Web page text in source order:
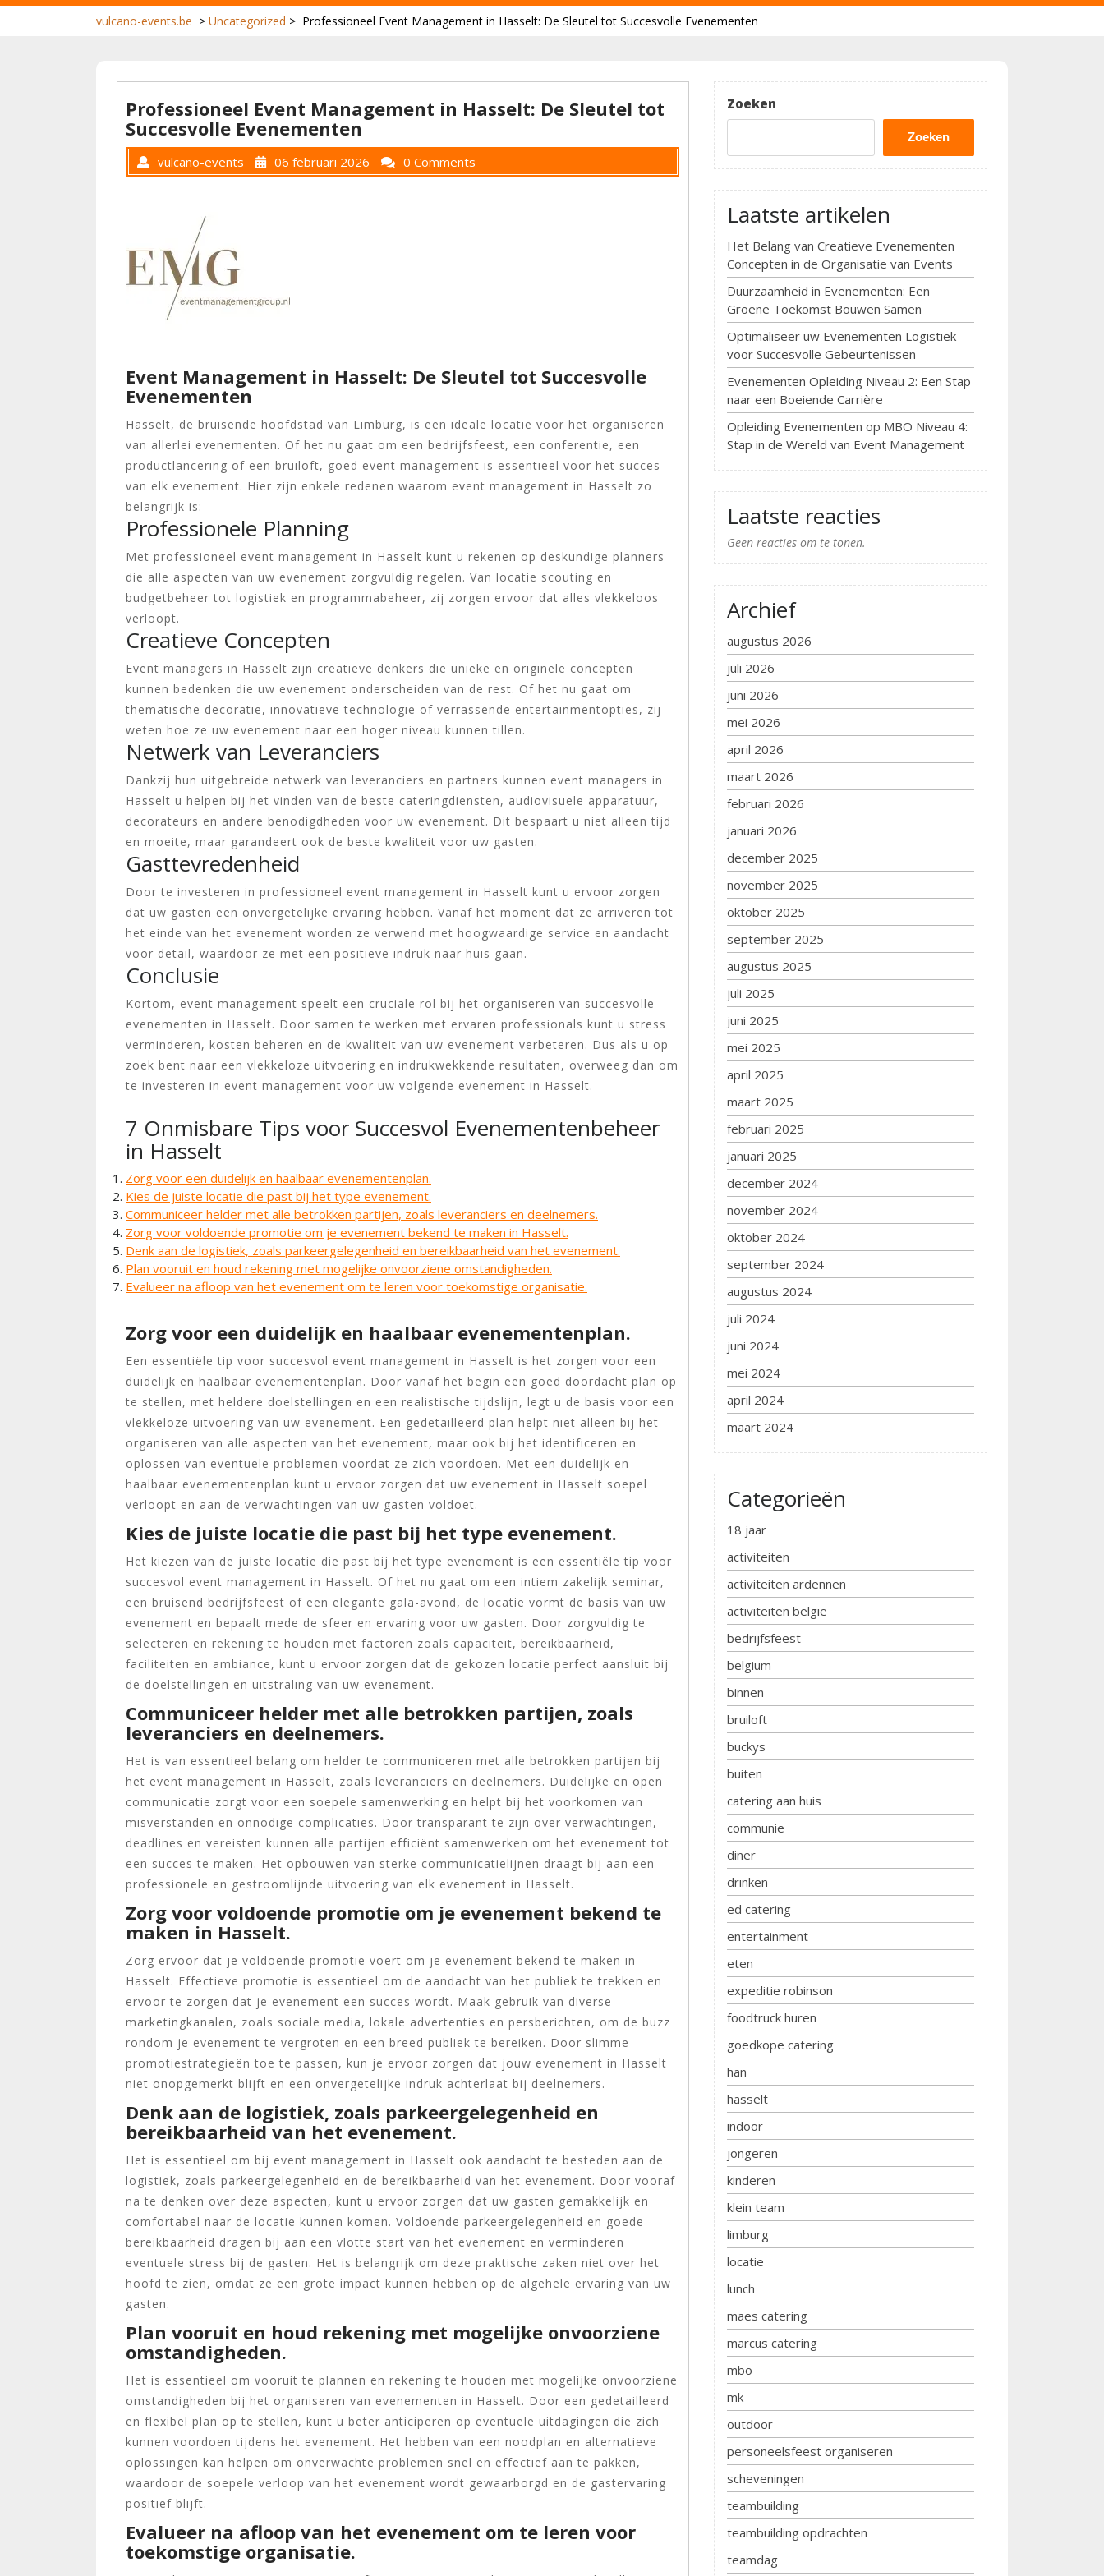
vulcano-events.be > Uncategorized > Professioneel Event Management in Hasselt: De Sleutel tot Succesvolle Evenementen
Professioneel Event Management in Hasselt: De Sleutel tot
Succesvolle Evenementen
vulcano-events 06 februari 2026 0 Comments
Event Management in Hasselt: De Sleutel tot Succesvolle
Evenementen
Hasselt, de bruisende hoofdstad van Limburg, is een ideale locatie voor het organiseren
van allerlei evenementen. Of het nu gaat om een bedrijfsfeest, een conferentie, een
productlancering of een bruiloft, goed event management is essentieel voor het succes
van elk evenement. Hier zijn enkele redenen waarom event management in Hasselt zo
belangrijk is:
Professionele Planning
Met professioneel event management in Hasselt kunt u rekenen op deskundige planners
die alle aspecten van uw evenement zorgvuldig regelen. Van locatie scouting en
budgetbeheer tot logistiek en programmabeheer, zij zorgen ervoor dat alles vlekkeloos
verloopt.
Creatieve Concepten
Event managers in Hasselt zijn creatieve denkers die unieke en originele concepten
kunnen bedenken die uw evenement onderscheiden van de rest. Of het nu gaat om
thematische decoratie, innovatieve technologie of verrassende entertainmentopties, zij
weten hoe ze uw evenement naar een hoger niveau kunnen tillen.
Netwerk van Leveranciers
Dankzij hun uitgebreide netwerk van leveranciers en partners kunnen event managers in
Hasselt u helpen bij het vinden van de beste cateringdiensten, audiovisuele apparatuur,
decorateurs en andere benodigdheden voor uw evenement. Dit bespaart u niet alleen tijd
en moeite, maar garandeert ook de beste kwaliteit voor uw gasten.
Gasttevredenheid
Door te investeren in professioneel event management in Hasselt kunt u ervoor zorgen
dat uw gasten een onvergetelijke ervaring hebben. Vanaf het moment dat ze arriveren tot
het einde van het evenement worden ze verwend met hoogwaardige service en aandacht
voor detail, waardoor ze met een positieve indruk naar huis gaan.
Conclusie
Kortom, event management speelt een cruciale rol bij het organiseren van succesvolle
evenementen in Hasselt. Door samen te werken met ervaren professionals kunt u stress
verminderen, kosten beheren en de kwaliteit van uw evenement verbeteren. Dus als u op
zoek bent naar een vlekkeloze uitvoering en indrukwekkende resultaten, overweeg dan om
te investeren in event management voor uw volgende evenement in Hasselt.
7 Onmisbare Tips voor Succesvol Evenementenbeheer
in Hasselt
Zorg voor een duidelijk en haalbaar evenementenplan.
Kies de juiste locatie die past bij het type evenement.
Communiceer helder met alle betrokken partijen, zoals leveranciers en deelnemers.
Zorg voor voldoende promotie om je evenement bekend te maken in Hasselt.
Denk aan de logistiek, zoals parkeergelegenheid en bereikbaarheid van het evenement.
Plan vooruit en houd rekening met mogelijke onvoorziene omstandigheden.
Evalueer na afloop van het evenement om te leren voor toekomstige organisatie.
Zorg voor een duidelijk en haalbaar evenementenplan.
Een essentiële tip voor succesvol event management in Hasselt is het zorgen voor een
duidelijk en haalbaar evenementenplan. Door vanaf het begin een goed doordacht plan op
te stellen, met heldere doelstellingen en een realistische tijdslijn, legt u de basis voor een
vlekkeloze uitvoering van uw evenement. Een gedetailleerd plan helpt niet alleen bij het
organiseren van alle aspecten van het evenement, maar ook bij het identificeren en
oplossen van eventuele problemen voordat ze zich voordoen. Met een duidelijk en
haalbaar evenementenplan kunt u ervoor zorgen dat uw evenement in Hasselt soepel
verloopt en aan de verwachtingen van uw gasten voldoet.
Kies de juiste locatie die past bij het type evenement.
Het kiezen van de juiste locatie die past bij het type evenement is een essentiële tip voor
succesvol event management in Hasselt. Of het nu gaat om een intiem zakelijk seminar,
een bruisend bedrijfsfeest of een elegante gala-avond, de locatie vormt de basis van uw
evenement en bepaalt mede de sfeer en ervaring voor uw gasten. Door zorgvuldig te
selecteren en rekening te houden met factoren zoals capaciteit, bereikbaarheid,
faciliteiten en ambiance, kunt u ervoor zorgen dat de gekozen locatie perfect aansluit bij
de doelstellingen en uitstraling van uw evenement.
Communiceer helder met alle betrokken partijen, zoals
leveranciers en deelnemers.
Het is van essentieel belang om helder te communiceren met alle betrokken partijen bij
het event management in Hasselt, zoals leveranciers en deelnemers. Duidelijke en open
communicatie zorgt voor een soepele samenwerking en helpt bij het voorkomen van
misverstanden en onnodige complicaties. Door transparant te zijn over verwachtingen,
deadlines en vereisten kunnen alle partijen efficiënt samenwerken om het evenement tot
een succes te maken. Het opbouwen van sterke communicatielijnen draagt bij aan een
professionele en gestroomlijnde uitvoering van elk evenement in Hasselt.
Zorg voor voldoende promotie om je evenement bekend te
maken in Hasselt.
Zorg ervoor dat je voldoende promotie voert om je evenement bekend te maken in
Hasselt. Effectieve promotie is essentieel om de aandacht van het publiek te trekken en
ervoor te zorgen dat je evenement een succes wordt. Maak gebruik van diverse
marketingkanalen, zoals sociale media, lokale advertenties en persberichten, om de buzz
rondom je evenement te vergroten en een breed publiek te bereiken. Door slimme
promotiestrategieën toe te passen, kun je ervoor zorgen dat jouw evenement in Hasselt
niet onopgemerkt blijft en een onvergetelijke indruk achterlaat bij deelnemers.
Denk aan de logistiek, zoals parkeergelegenheid en
bereikbaarheid van het evenement.
Het is essentieel om bij event management in Hasselt ook aandacht te besteden aan de
logistiek, zoals parkeergelegenheid en de bereikbaarheid van het evenement. Door vooraf
na te denken over deze aspecten, kunt u ervoor zorgen dat uw gasten gemakkelijk en
comfortabel naar de locatie kunnen komen. Voldoende parkeergelegenheid en goede
bereikbaarheid dragen bij aan een vlotte start van het evenement en verminderen
eventuele stress bij de gasten. Het is belangrijk om deze praktische zaken niet over het
hoofd te zien, omdat ze een grote impact kunnen hebben op de algehele ervaring van uw
gasten.
Plan vooruit en houd rekening met mogelijke onvoorziene
omstandigheden.
Het is essentieel om vooruit te plannen en rekening te houden met mogelijke onvoorziene
omstandigheden bij het organiseren van evenementen in Hasselt. Door een gedetailleerd
en flexibel plan op te stellen, kunt u beter anticiperen op eventuele uitdagingen die zich
kunnen voordoen tijdens het evenement. Het hebben van een noodplan en alternatieve
oplossingen kan helpen om onverwachte problemen snel en effectief aan te pakken,
waardoor de soepele verloop van het evenement wordt gewaarborgd en de gastervaring
positief blijft.
Evalueer na afloop van het evenement om te leren voor
toekomstige organisatie.
Zoeken
Zoeken
Laatste artikelen
Het Belang van Creatieve Evenementen
Concepten in de Organisatie van Events
Duurzaamheid in Evenementen: Een
Groene Toekomst Bouwen Samen
Optimaliseer uw Evenementen Logistiek
voor Succesvolle Gebeurtenissen
Evenementen Opleiding Niveau 2: Een Stap
naar een Boeiende Carrière
Opleiding Evenementen op MBO Niveau 4:
Stap in de Wereld van Event Management
Laatste reacties
Geen reacties om te tonen.
Archief
augustus 2026
juli 2026
juni 2026
mei 2026
april 2026
maart 2026
februari 2026
januari 2026
december 2025
november 2025
oktober 2025
september 2025
augustus 2025
juli 2025
juni 2025
mei 2025
april 2025
maart 2025
februari 2025
januari 2025
december 2024
november 2024
oktober 2024
september 2024
augustus 2024
juli 2024
juni 2024
mei 2024
april 2024
maart 2024
Categorieën
18 jaar
activiteiten
activiteiten ardennen
activiteiten belgie
bedrijfsfeest
belgium
binnen
bruiloft
buckys
buiten
catering aan huis
communie
diner
drinken
ed catering
entertainment
eten
expeditie robinson
foodtruck huren
goedkope catering
han
hasselt
indoor
jongeren
kinderen
klein team
limburg
locatie
lunch
maes catering
marcus catering
mbo
mk
outdoor
personeelsfeest organiseren
scheveningen
teambuilding
teambuilding opdrachten
teamdag